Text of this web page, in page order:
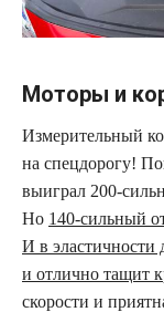
Моторы и
Измерительный
на спецдорогу!
выиграл
Но 140‑сильный
И в эластичности
и отлично тащит
скорости и